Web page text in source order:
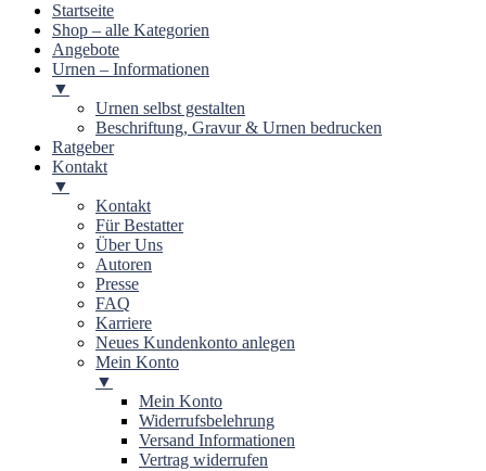
Startseite
Shop – alle Kategorien
Angebote
Urnen – Informationen
▼
Urnen selbst gestalten
Beschriftung, Gravur & Urnen bedrucken
Ratgeber
Kontakt
▼
Kontakt
Für Bestatter
Über Uns
Autoren
Presse
FAQ
Karriere
Neues Kundenkonto anlegen
Mein Konto
▼
Mein Konto
Widerrufsbelehrung
Versand Informationen
Vertrag widerrufen